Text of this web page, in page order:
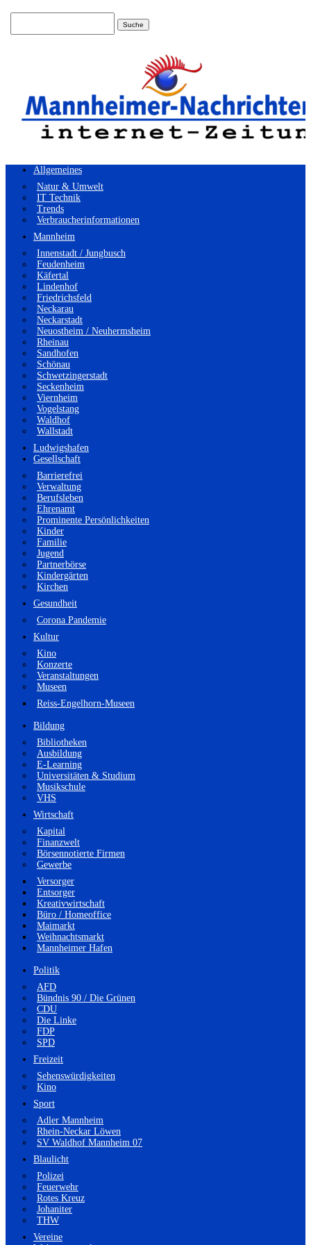
Allgemeines
Natur & Umwelt
IT Technik
Trends
Verbraucherinformationen
Mannheim
Innenstadt / Jungbusch
Feudenheim
Käfertal
Lindenhof
Friedrichsfeld
Neckarau
Neckarstadt
Neuostheim / Neuhermsheim
Rheinau
Sandhofen
Schönau
Schwetzingerstadt
Seckenheim
Viernheim
Vogelstang
Waldhof
Wallstadt
Ludwigshafen
Gesellschaft
Barrierefrei
Verwaltung
Berufsleben
Ehrenamt
Prominente Persönlichkeiten
Kinder
Familie
Jugend
Partnerbörse
Kindergärten
Kirchen
Gesundheit
Corona Pandemie
Kultur
Kino
Konzerte
Veranstaltungen
Museen
Reiss-Engelhorn-Museen
Bildung
Bibliotheken
Ausbildung
E-Learning
Universitäten & Studium
Musikschule
VHS
Wirtschaft
Kapital
Finanzwelt
Börsennotierte Firmen
Gewerbe
Versorger
Entsorger
Kreativwirtschaft
Büro / Homeoffice
Maimarkt
Weihnachtsmarkt
Mannheimer Hafen
Politik
AFD
Bündnis 90 / Die Grünen
CDU
Die Linke
FDP
SPD
Freizeit
Sehenswürdigkeiten
Kino
Sport
Adler Mannheim
Rhein-Neckar Löwen
SV Waldhof Mannheim 07
Blaulicht
Polizei
Feuerwehr
Rotes Kreuz
Johaniter
THW
Vereine